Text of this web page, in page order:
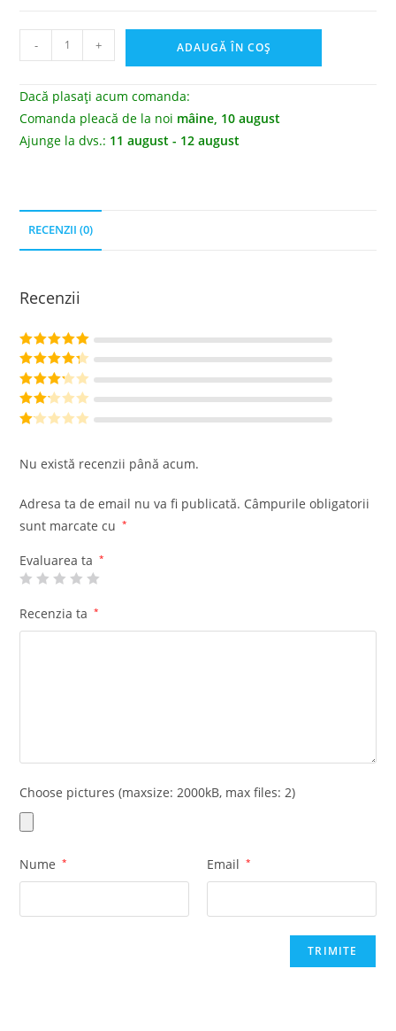
- + ADAUGĂ ÎN COȘ
Dacă plasați acum comanda:
Comanda pleacă de la noi mâine, 10 august
Ajunge la dvs.: 11 august - 12 august
RECENZII (0)
Recenzii
Evaluat la5
din 5
Evaluat la
4din 5
Evaluat
la3din
Evalu
1
n
Nu există recenzii până acum.
Adresa ta de email nu va fi publicată. Câmpurile obligatorii
sunt marcate cu
*
Evaluarea ta *
Recenzia ta *
Choose pictures (maxsize: 2000kB, max files: 2)
Nume * Email *